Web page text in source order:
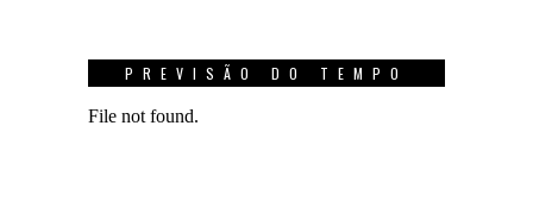
PREVISÃO DO TEMPO